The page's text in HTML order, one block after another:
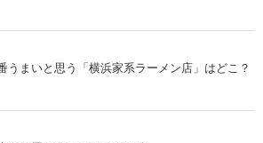
うまいと思う「横浜家系ラーメン店」はどこ？